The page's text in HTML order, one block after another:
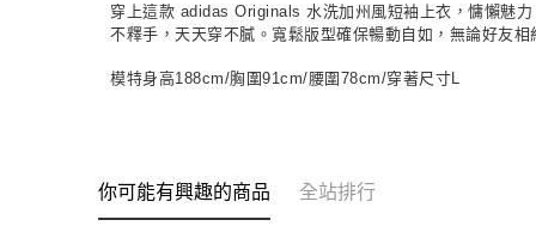
穿上這款 adidas Originals 水洗加州風短袖上衣，慵懶魅
不釋手，天天穿不膩。寬鬆版型確保暢動自如，無論好友
模特身高188cm/胸圍91cm/腰圍78cm/穿著尺寸L
你可能有興趣的商品 全站排行